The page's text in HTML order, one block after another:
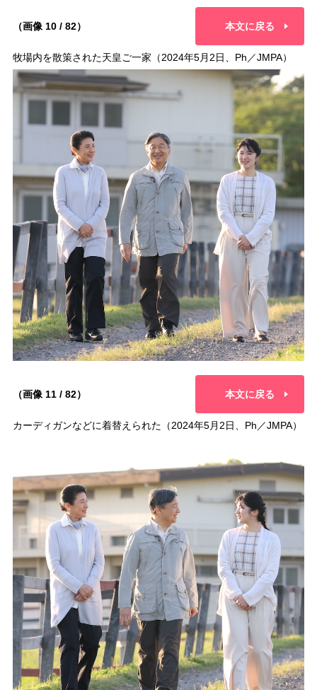
（画像 10 / 82） 本文に戻る
牧場内を散策された天皇ご一家（2024年5月2日、Ph／JMPA）
（画像 11 / 82） 本文に戻る
カーディガンなどに着替えられた（2024年5月2日、Ph／JMPA）